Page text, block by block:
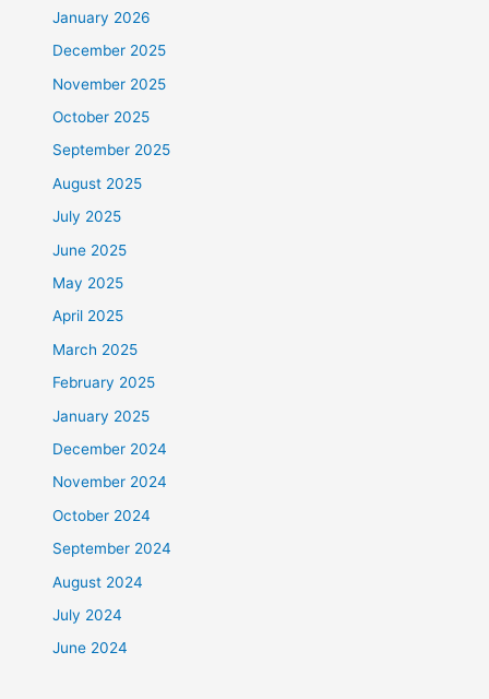
January 2026
December 2025
November 2025
October 2025
September 2025
August 2025
July 2025
June 2025
May 2025
April 2025
March 2025
February 2025
January 2025
December 2024
November 2024
October 2024
September 2024
August 2024
July 2024
June 2024